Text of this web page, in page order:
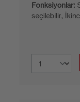
Fonksiyonlar:
seçilebilir,